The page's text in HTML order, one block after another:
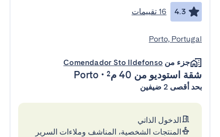
4.3 16 تقييمات
Porto, Portugal
جزء من Comendador Sto Ildefonso
شقة استوديو من 40 م² •
Porto
بحد أقصى 2 ضيفين
الدخول الذاتي
المنتجات الشخصية، المناشف وملاءات السرير